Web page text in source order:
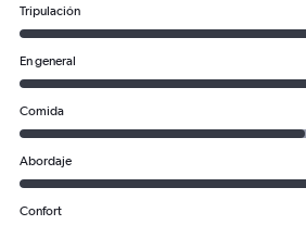
Tripulación
En general
Comida
Abordaje
Confort